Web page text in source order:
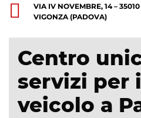
VIA IV NOVEMBRE, 14 – 35010
VIGONZA (PADOVA)
Centro
servizi per
veicolo a